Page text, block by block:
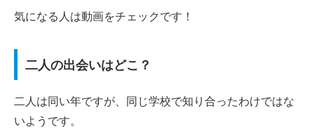
気になる人は動画をチェックです！
二人の出会いはどこ？
二人は同い年ですが、同じ学校で知り合ったわけではな
いようです。